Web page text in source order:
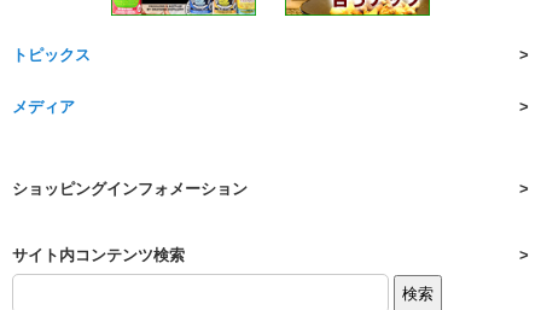
トピックス
メディア
ショッピングインフォメーション
サイト内コンテンツ検索